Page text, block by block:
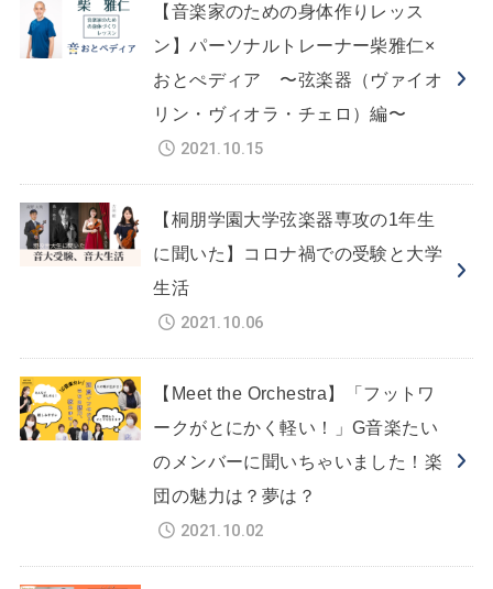
【音楽家のための身体作りレッス
ン】パーソナルトレーナー柴雅仁×
おとぺディア 〜弦楽器（ヴァイオ
リン・ヴィオラ・チェロ）編〜
2021.10.15
【桐朋学園大学弦楽器専攻の1年生
に聞いた】コロナ禍での受験と大学
生活
2021.10.06
【Meet the Orchestra】「フットワ
ークがとにかく軽い！」G音楽たい
のメンバーに聞いちゃいました！楽
団の魅力は？夢は？
2021.10.02